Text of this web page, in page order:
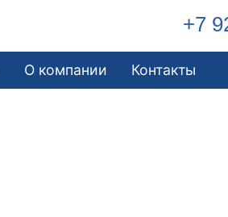
+7
О компании Контакты